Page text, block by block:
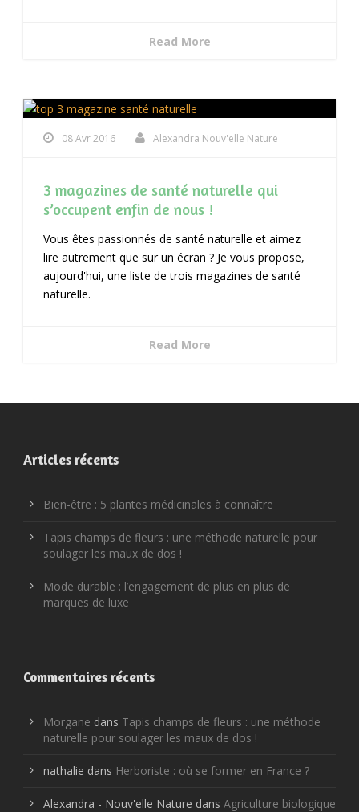
Read More
08 Avr 2016 Alexandra Nouv'elle Nature
3 magazines de santé naturelle qui
s’occupent enfin de nous !
Vous êtes passionnés de santé naturelle et aimez
lire autrement que sur un écran ? Je vous propose,
aujourd'hui, une liste de trois magazines de santé
naturelle.
Read More
Articles récents
Bien-être : 5 plantes médicinales à connaître
Tapis champs de fleurs : une méthode naturelle pour
soulager les maux de dos !
Mode durable : l’engagement de plus en plus de
marques de luxe
Commentaires récents
Morgane dans Tapis champs de fleurs : une méthode
naturelle pour soulager les maux de dos !
nathalie dans Herboriste : où se former en France ?
Alexandra - Nouv'elle Nature dans Agriculture biologique